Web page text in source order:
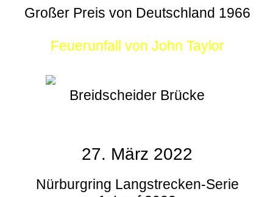
Großer Preis von Deutschland 1966
Feuerunfall von John Taylor
Breidscheider Brücke
27. März 2022
Nürburgring Langstrecken-Serie